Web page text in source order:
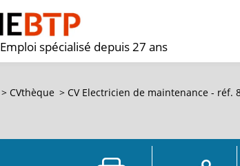
spécialisé depuis 27 ans
> CVthèque > CV Electricien de maintenance - réf.